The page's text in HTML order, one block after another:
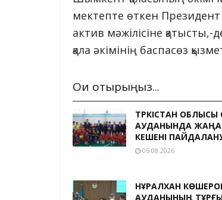
мектепте өткен
актив мәжілісіне
қала әкімінің баспасөз
Оқи отырыңыз...
ТҮРКІСТАН ОБЛЫСЫ
АУДАНЫНДА ЖАҢА
КЕШЕНІ
05.08.2026
НҰРАЛХАН
АУДАНЫНЫҢ